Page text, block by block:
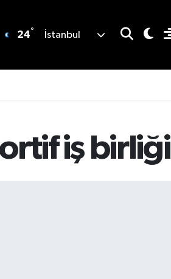
24° İstanbul
iş birliği